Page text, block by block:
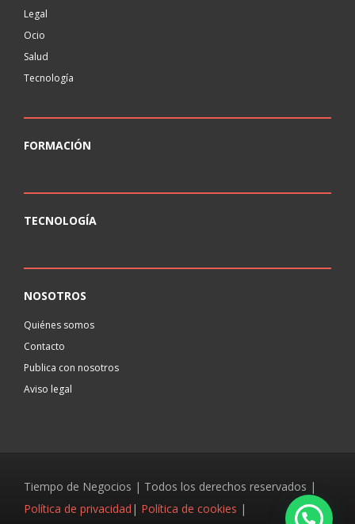
Legal
Ocio
Salud
Tecnología
FORMACIÓN
TECNOLOGÍA
NOSOTROS
Quiénes somos
Contacto
Publica con nosotros
Aviso legal
Tiempo de Negocios | Todos los derechos reservados |
Política de privacidad | Política de cookies |